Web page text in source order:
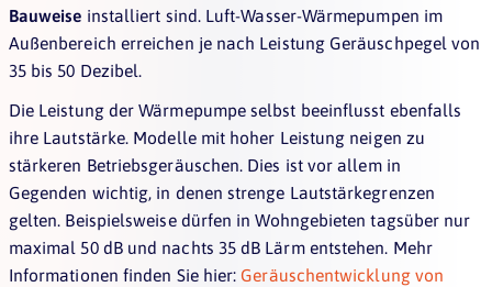
Bauweise installiert sind. Luft-Wasser-Wärmepumpen im
Außenbereich erreichen je nach Leistung Geräuschpegel von
35 bis 50 Dezibel.
Die Leistung der Wärmepumpe selbst beeinflusst ebenfalls
ihre Lautstärke. Modelle mit hoher Leistung neigen zu
stärkeren Betriebsgeräuschen. Dies ist vor allem in
Gegenden wichtig, in denen strenge Lautstärkegrenzen
gelten. Beispielsweise dürfen in Wohngebieten tagsüber nur
maximal 50 dB und nachts 35 dB Lärm entstehen. Mehr
Informationen finden Sie hier: Geräuschentwicklung von